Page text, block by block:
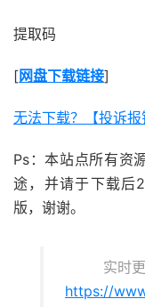
提取码
[网盘下载链接]
无法下载？【投诉报
Ps：本站点所有资
途，并请于下载后
版，谢谢。
实时
https://